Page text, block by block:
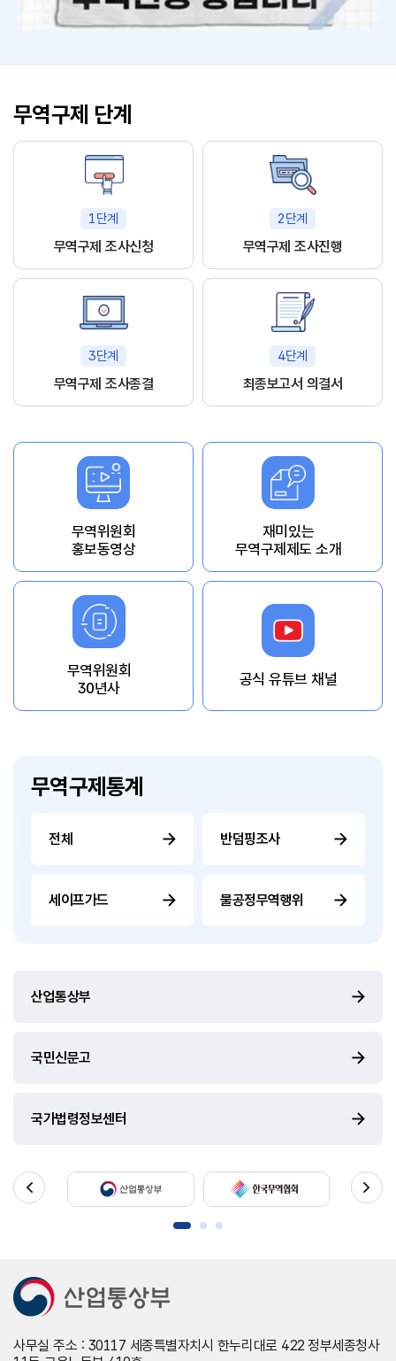
무역구제 단계
1단계
무역구제 조사신청
2단계
무역구제 조사진행
3단계
무역구제 조사종결
4단계
최종보고서 의결서
무역위원회
홍보동영상
재미있는
무역구제제도 소개
무역위원회
30년사
공식 유튜브 채널
무역구제통계
전체 반덤핑조사
세이프가드 불공정무역행위
산업통상부
국민신문고
국가법령정보센터
사무실 주소 : 30117 세종특별자치시 한누리대로 422 정부세종청사